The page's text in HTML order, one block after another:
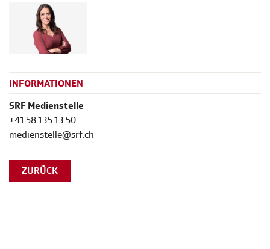
INFORMATIONEN
SRF Medienstelle
+41 58 135 13 50
medienstelle@srf.ch
ZURÜCK